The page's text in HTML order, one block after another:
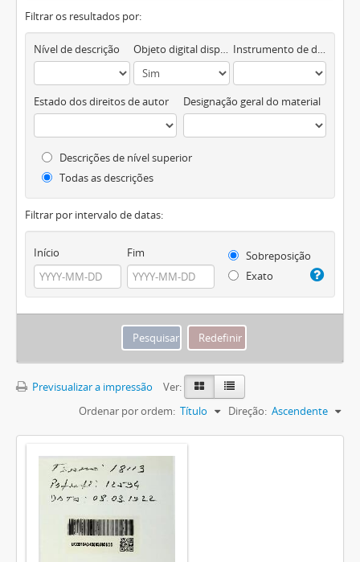
Filtrar os resultados por:
Nível de descrição Objeto digital disponível Instrumento de descrição documental
Estado dos direitos de autor Designação geral do material
Descrições de nível superior
Todas as descrições
Filtrar por intervalo de datas:
Início Fim
Sobreposição
Exato
Previsualizar a impressão
Ver:
Ordenar por ordem: Título Direção: Ascendente